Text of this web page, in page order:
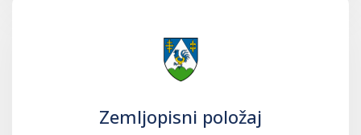
Zemljopisni položaj